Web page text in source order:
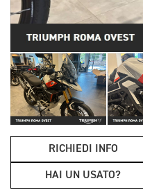
RICHIEDI INFO
HAI UN USATO?